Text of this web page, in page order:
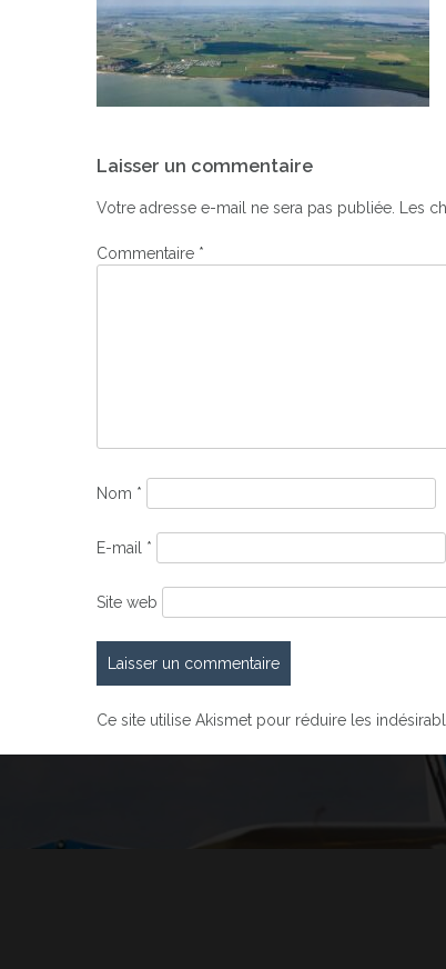
de
l’article
Laisser un commentaire
Votre adresse e-mail ne sera pas publiée. Les
Commentaire *
Nom *
E-mail *
Site web
Ce site utilise Akismet pour réduire les